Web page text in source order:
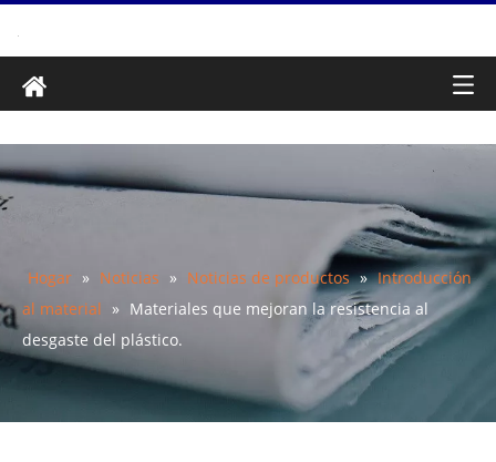
Hogar » Noticias » Noticias de productos » Introducción
al material » Materiales que mejoran la resistencia al
desgaste del plástico.